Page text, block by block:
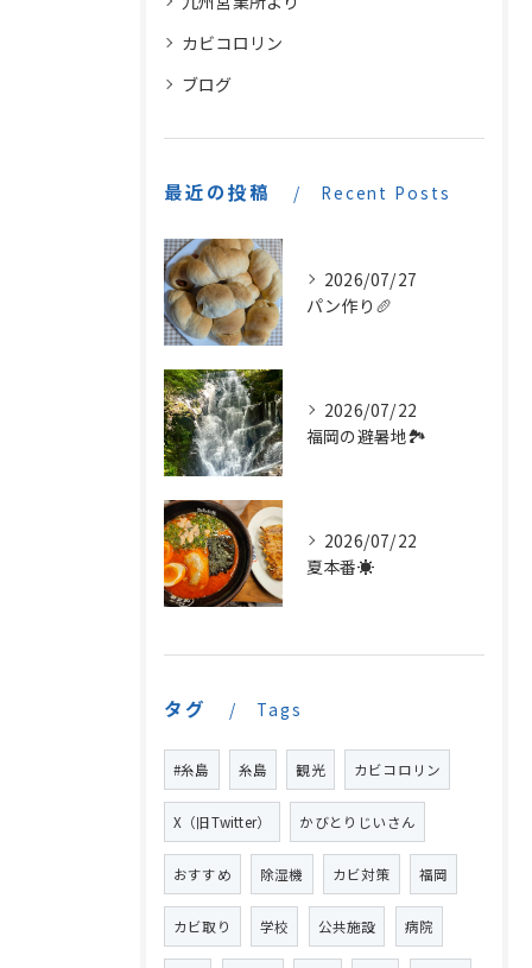
カビコロリン
ブログ
最近の投稿 Recent Posts
2026/07/27
パン作り🥖
2026/07/22
福岡の避暑地🏞️
2026/07/22
夏本番☀️
タグ Tags
#糸島 糸島 観光 カビコロリン
X（旧Twitter） かびとりじいさん
おすすめ 除湿機 カビ対策 福岡
カビ取り 学校 公共施設 病院